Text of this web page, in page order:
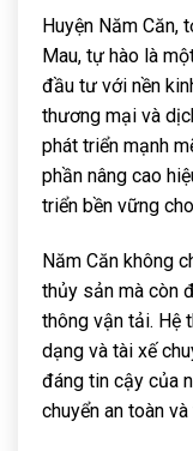
Huyện Năm Căn,
Mau, tự hào là
đầu tư với nền
thương mại và
phát triển mạnh
phần nâng cao
triển bền vững
Năm Căn không
thủy sản mà còn
thông vận tải. Hệ
dạng và tài xế
đáng tin cậy của
chuyển an toàn